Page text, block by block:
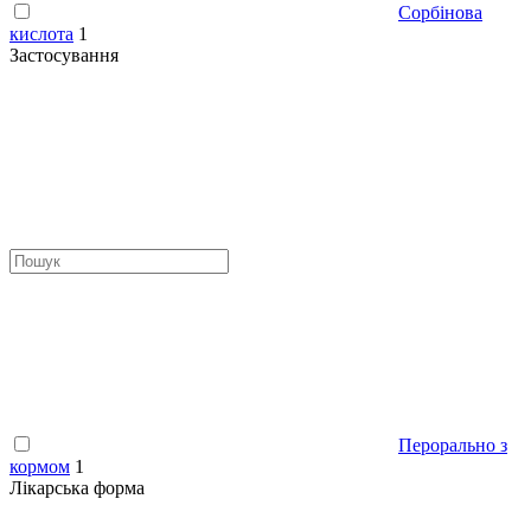
Сорбінова
кислота 1
Застосування
Перорально з
кормом 1
Лікарська форма